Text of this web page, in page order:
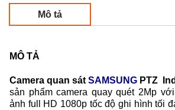
Mô tả
MÔ TẢ
Camera quan sát SAMSUNG PTZ
sản phẩm camera quay quét 2Mp
ảnh full HD 1080p tốc độ ghi hình tối